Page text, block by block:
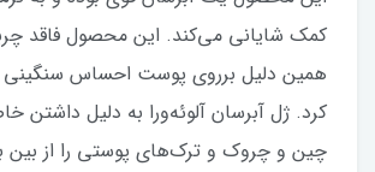
کمک شایانی می‌کند. این محصول فاقد
همین دلیل برروی پوست احساس سنگینی
کرد. ژل آبرسان آلوئه‌ورا به دلیل داشتن
چین و چروک و ترک‌های پوستی را از بین